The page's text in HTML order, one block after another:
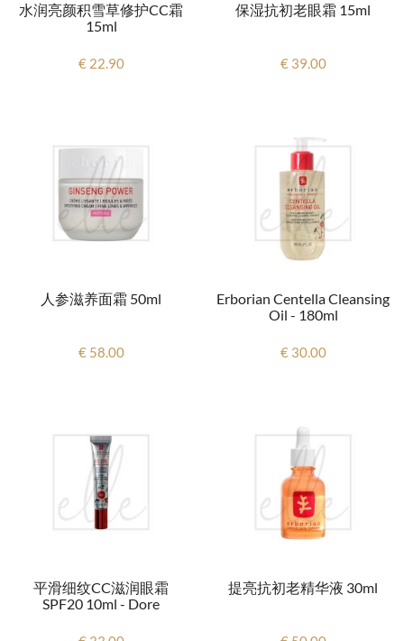
水润亮颜积雪草修护CC霜
15ml
€ 22.90
保湿抗初老眼霜 15ml
€ 39.00
人参滋养面霜 50ml
€ 58.00
Erborian Centella Cleansing
Oil - 180ml
€ 30.00
平滑细纹CC滋润眼霜
SPF20 10ml - Dore
提亮抗初老精华液 30ml